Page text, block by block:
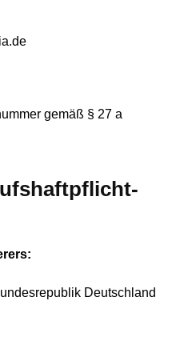
gemäß § 27 a
Deutschland